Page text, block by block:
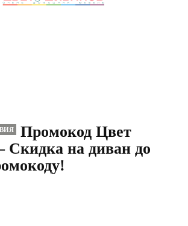
Промокод Цвет
Скидка на диван до